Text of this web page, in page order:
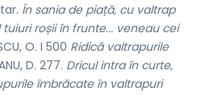
În sania de piață, cu valtrap
roșii în frunte... veneau cei
O. I 500 Ridică valtrapurile
D. 277. Dricul intra în curte,
îmbrăcate în valtrapuri